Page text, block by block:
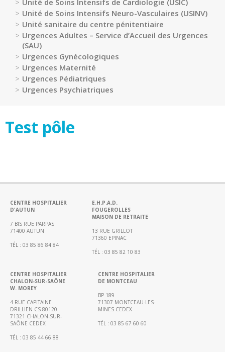
intensifs
Femme
Mère
–
Enfant
Gériatrie
Médico-
biologie…)
thérapeutique
Coordination
Hospitalière
de
et
de
Tissus
(CHPOT)
Annuaire
des
Unité de Soins Intensifs Neuro-Vasculaires (USINV)
Unité sanitaire du centre pénitentiaire
Urgences Adultes – Service d’Accueil des Urgences
(SAU)
Urgences Gynécologiques
Urgences Maternité
Urgences Pédiatriques
Urgences Psychiatriques
Test pôle
CENTRE HOSPITALIER
D'AUTUN
7 BIS RUE PARPAS
71400 AUTUN
TÉL : 03 85 86 84 84
E.H.P.A.D.
FOUGEROLLES
MAISON DE RETRAITE
13 RUE GRILLOT
71360 EPINAC
TÉL : 03 85 82 10 83
CENTRE HOSPITALIER
CHALON-SUR-SAÔNE
W. MOREY
4 RUE CAPITAINE
DRILLIEN CS 80120
71321 CHALON-SUR-
SAÔNE CEDEX
TÉL : 03 85 44 66 88
CENTRE HOSPITALIER
DE MONTCEAU
BP 189
71307 MONTCEAU-LES-
MINES CEDEX
TÉL : 03 85 67 60 60